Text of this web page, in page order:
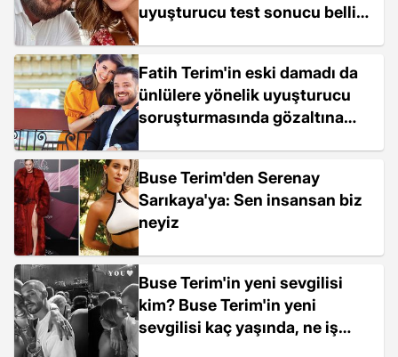
uyuşturucu test sonucu belli
Fatih Terim'in eski damadı da
ünlülere yönelik uyuşturucu
soruşturmasında gözaltına
Buse Terim'den Serenay
Sarıkaya'ya: Sen insansan biz
neyiz
Buse Terim'in yeni sevgilisi
kim? Buse Terim'in yeni
sevgilisi kaç yaşında, ne iş